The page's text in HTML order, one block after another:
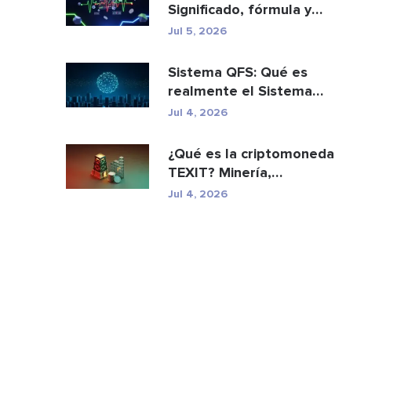
Significado, fórmula y
cómo calcularlo.
Jul 5, 2026
Sistema QFS: Qué es
realmente el Sistema
Financiero Cuántico (20...
Jul 4, 2026
¿Qué es la criptomoneda
TEXIT? Minería,
especificaciones y ries...
Jul 4, 2026